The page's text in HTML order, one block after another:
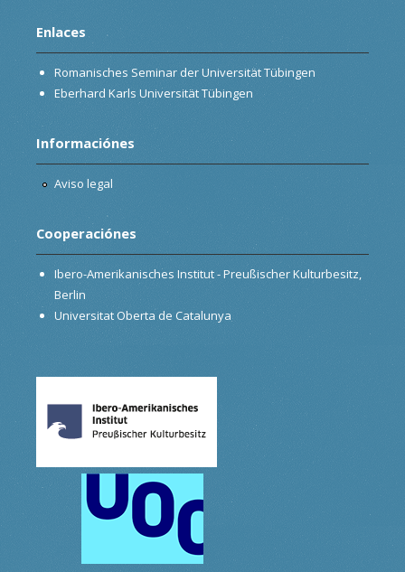
Enlaces
Romanisches Seminar der Universität Tübingen
Eberhard Karls Universität Tübingen
Informaciónes
Aviso legal
Cooperaciónes
Ibero-Amerikanisches Institut - Preußischer Kulturbesitz,
Berlin
Universitat Oberta de Catalunya